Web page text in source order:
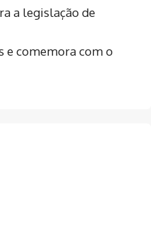
a legislação de
e comemora com o